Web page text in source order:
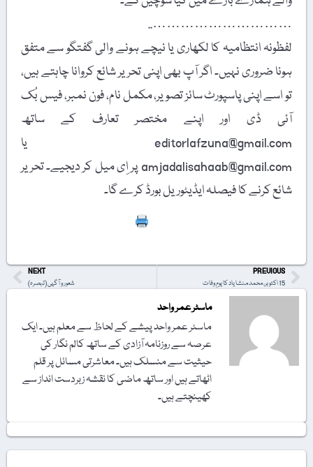
…………………………..
لفظونہ انتظامیہ کا لکھاری یا نیچے ہونے والی گفتگو سے متفق
ہونا ضروری نہیں۔ اگر آپ بھی اپنی تحریر شائع کروانا چاہتے ہیں،
تو اسے اپنی پاسپورٹ سائز تصویر، مکمل نام، فون نمبر، فیس بُک
آئی ڈی اور اپنے مختصر تعارف کے ساتھ
editorlafzuna@gmail.com یا
amjadalisahaab@gmail.com پر اِی میل کر دیجیے۔ تحریر
شائع کرنے کا فیصلہ ایڈیٹوریل بورڈ کرے گا۔
PREVIOUS
15 اکتوبر، محمد منشا یاد کا یومِ وفات
NEXT
شعور و آگہی (تبصرہ)
ماسٹر عمر واحد
ماسٹر عمر واحد پیشے کے لحاظ سے معلم ہیں۔ ایک
عرصہ سے روزنامہ آزادی کے ساتھ کالم نگار کی
حیثیت سے منسلک ہیں۔ معاشرتی مسائل پر قلم
اٹھاتے ہیں اور ساتھ ماضی کا نقشہ زبردست انداز سے
کھینچتے ہیں۔